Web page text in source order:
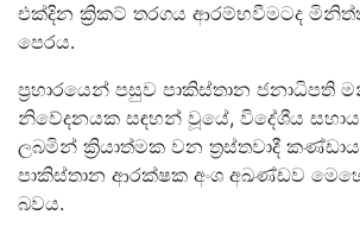
එක්දින ක්‍රිකට් තරගය ආරම්භවීමටද
පෙරය.
ප්‍රහාරයෙන් පසුව පාකිස්තාන ජනාධිපති
නිවේදනයක සඳහන් වූයේ, විදේශීය
ලබමින් ක්‍රියාත්මක වන ත්‍රස්තවාදී
පාකිස්තාන ආරක්ෂක අංශ අඛණ්ඩව
බවය.